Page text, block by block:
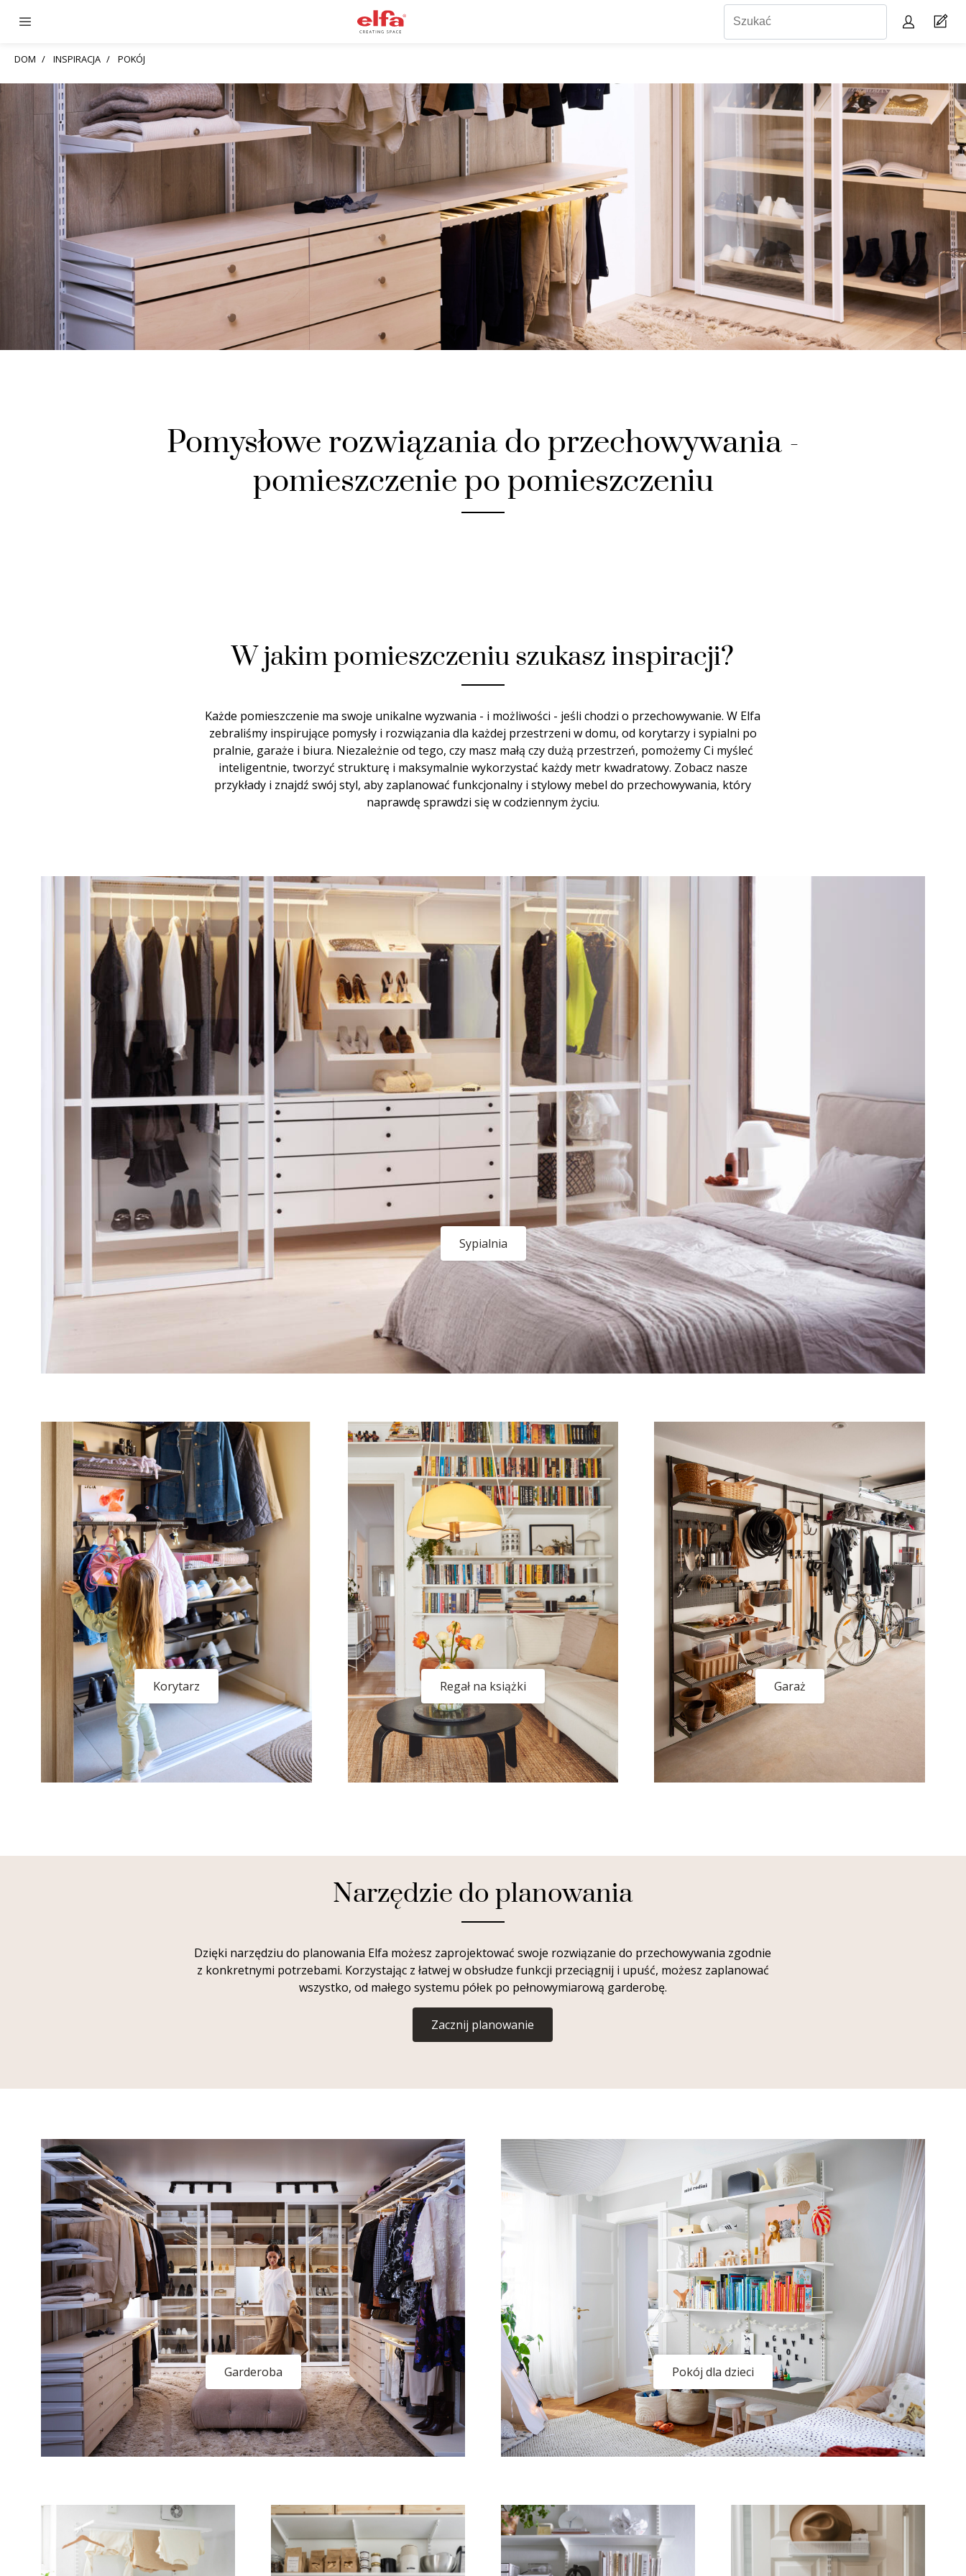
DOM INSPIRACJA POKÓJ
Pomysłowe rozwiązania do przechowywania -
pomieszczenie po pomieszczeniu
W jakim pomieszczeniu szukasz inspiracji?
Każde pomieszczenie ma swoje unikalne wyzwania - i możliwości - jeśli chodzi o przechowywanie. W Elfa
zebraliśmy inspirujące pomysły i rozwiązania dla każdej przestrzeni w domu, od korytarzy i sypialni po
pralnie, garaże i biura. Niezależnie od tego, czy masz małą czy dużą przestrzeń, pomożemy Ci myśleć
inteligentnie, tworzyć strukturę i maksymalnie wykorzystać każdy metr kwadratowy. Zobacz nasze
przykłady i znajdź swój styl, aby zaplanować funkcjonalny i stylowy mebel do przechowywania, który
naprawdę sprawdzi się w codziennym życiu.
Sypialnia
Korytarz Regał na książki Garaż
Narzędzie do planowania
Dzięki narzędziu do planowania Elfa możesz zaprojektować swoje rozwiązanie do przechowywania zgodnie
z konkretnymi potrzebami. Korzystając z łatwej w obsłudze funkcji przeciągnij i upuść, możesz zaplanować
wszystko, od małego systemu półek po pełnowymiarową garderobę.
Zacznij planowanie
Garderoba Pokój dla dzieci